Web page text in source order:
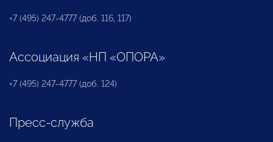
+7 (495) 247-4777 (доб. 116, 117)
Ассоциация «НП «ОПОРА»
+7 (495) 247-4777 (доб. 124)
Пресс-служба